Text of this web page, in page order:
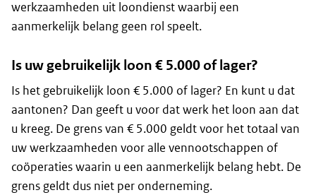
werkzaamheden uit loondienst waarbij een
aanmerkelijk belang geen rol speelt.
Is uw gebruikelijk loon € 5.000 of lager?
Is het gebruikelijk loon € 5.000 of lager? En kunt u dat
aantonen? Dan geeft u voor dat werk het loon aan dat
u kreeg. De grens van € 5.000 geldt voor het totaal van
uw werkzaamheden voor alle vennootschappen of
coöperaties waarin u een aanmerkelijk belang hebt. De
grens geldt dus niet per onderneming.